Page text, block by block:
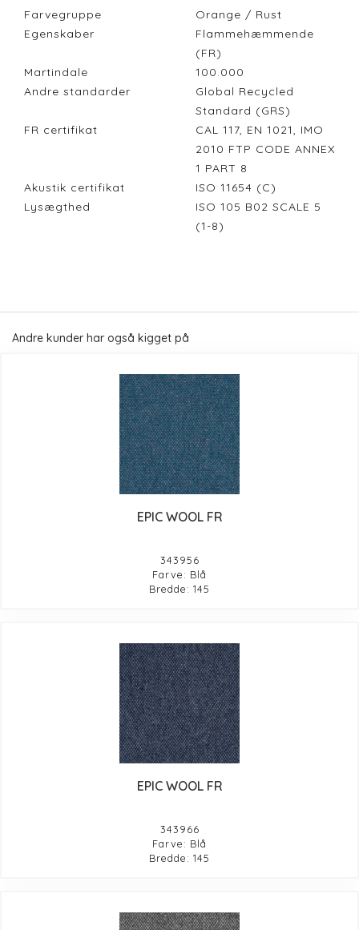
Farvegruppe
Orange / Rust
Egenskaber
Flammehæmmende
(FR)
Martindale
100.000
Andre standarder
Global Recycled
Standard (GRS)
FR certifikat
CAL 117, EN 1021, IMO
2010 FTP CODE ANNEX
1 PART 8
Akustik certifikat
ISO 11654 (C)
Lysægthed
ISO 105 B02 SCALE 5
(1-8)
Andre kunder har også kigget på
EPIC WOOL FR
343956
Farve: Blå
Bredde: 145
EPIC WOOL FR
343966
Farve: Blå
Bredde: 145